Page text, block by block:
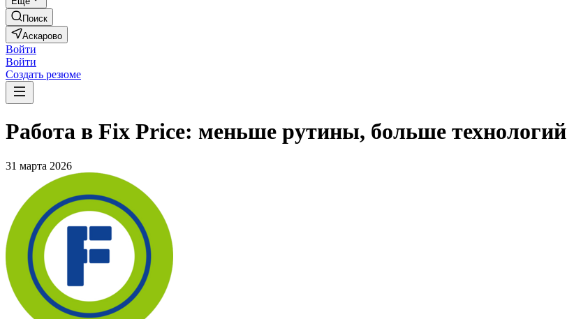
Поиск
Аскарово
Войти
Войти
Создать резюме
Работа в Fix Price: меньше рутины, больше технологий
31 марта 2026